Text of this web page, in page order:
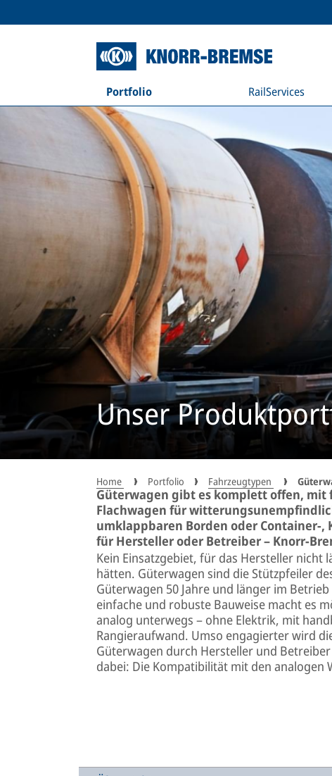
Portfolio RailServices
Unser
Home Portfolio Fahrzeugtypen
Güterwagen gibt es komplett offen, mit
Flachwagen für
umklappbaren Borden oder Container-,
für Hersteller oder Betreiber – Knorr-
Kein Einsatzgebiet, für das Hersteller
hätten. Güterwagen sind die Stützpfeiler
Güterwagen 50 Jahre und länger im
einfache und robuste Bauweise macht es
analog unterwegs – ohne Elektrik, mit
Rangieraufwand. Umso engagierter wird
Güterwagen durch Hersteller und
dabei: Die Kompatibilität mit den analogen